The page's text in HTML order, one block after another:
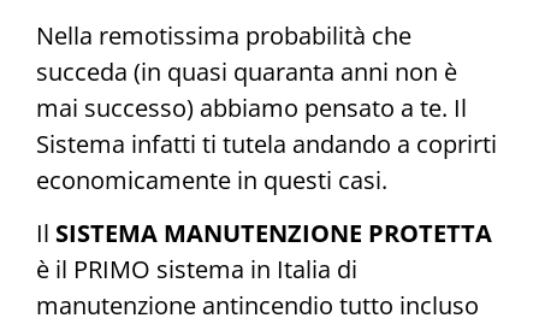
Nella remotissima probabilità che
succeda (in quasi quaranta anni non è
mai successo) abbiamo pensato a te. Il
Sistema infatti ti tutela andando a coprirti
economicamente in questi casi.
Il SISTEMA MANUTENZIONE PROTETTA
è il PRIMO sistema in Italia di
manutenzione antincendio tutto incluso